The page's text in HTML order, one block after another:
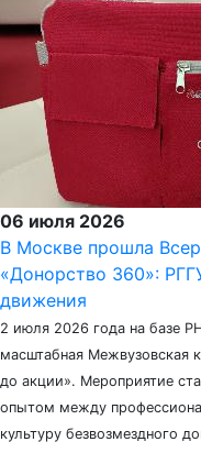
06 июля 2026
В Москве прошла
«Донорство 360»:
движения
2 июля 2026 года на базе
масштабная Межвузовская
до акции». Мероприятие
опытом между
культуру безвозмездного